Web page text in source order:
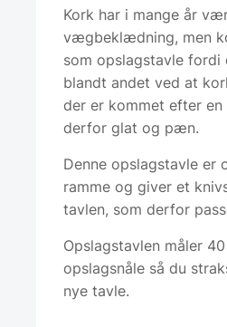
Kork har i mange år
vægbeklædning, men
som opslagstavle fordi
blandt andet ved at
der er kommet efter
derfor glat og pæn.
Denne opslagstavle er
ramme og giver et
tavlen, som derfor
Opslagstavlen måler
opslagsnåle så du
nye tavle.